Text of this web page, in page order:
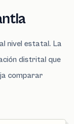
nivel estatal. La
distrital que
comparar